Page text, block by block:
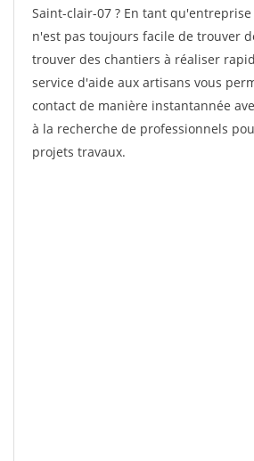
Saint-clair-07 ? En tant
n'est pas toujours facile de trouver
trouver des chantiers à réaliser
service d'aide aux artisans vous
contact de manière instantannée
à la recherche de professionnels
projets travaux.